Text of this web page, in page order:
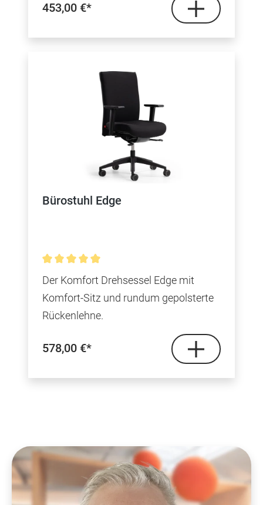
453,00 €*
Bürostuhl Edge
Durchschnittliche Bewertung von 5 von 5
Der Komfort Drehsessel Edge mit
Komfort-Sitz und rundum gepolsterte
Rückenlehne.
578,00 €*